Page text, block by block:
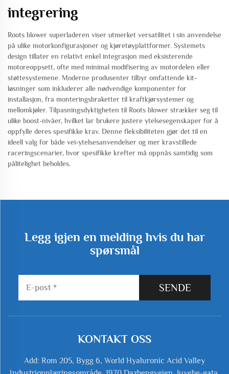
integrering
Roots blower superladeren viser utmerket versatilitet i sin anvendelse
på ulike motorkonfigurasjoner og kjøretøyplattformer. Systemets
design tillater en relativt enkel integrasjon med eksisterende
motoreoppsett, ofte med minimal modifisering av motordelen eller
støttesystemene. Moderne produsenter tilbyr omfattende kit-
løsninger som inkluderer alle nødvendige komponenter for
installasjon, fra monteringsbraketter til kraftkjørsystemer og
mellomkjøler. Tilpasningsdyktigheten til Roots blower strækker seg til
ulike boost-nivåer, hvilket lar brukere justere ytelsesegenskaper for å
oppfylle deres spesifikke krav. Denne fleksibiliteten gjør det til en
ideell valg for både vei-ytelsesanvendelser og mer kravstillede
raceringscenarier, hvor spesifikke krefter må oppnås samtidig som
pålitelighet beholdes.
Legg igjen en melding hvis du har
spørsmål
SENDE
KONTAKT OSS
Add: Rom 205, Bygg 6, World Hyaluronic Acid Valley